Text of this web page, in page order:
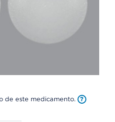
de este medicamento.